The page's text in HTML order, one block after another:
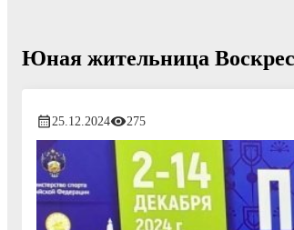
Юная жительница
25.12.2024 275